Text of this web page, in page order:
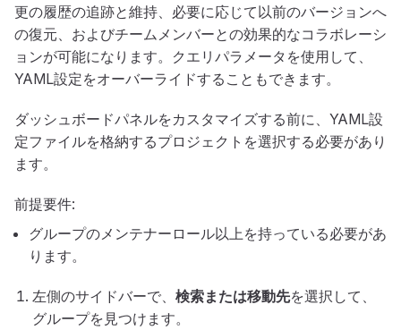
更の履歴の追跡と維持、必要に応じて以前のバージョンへ
の復元、およびチームメンバーとの効果的なコラボレーシ
ョンが可能になります。クエリパラメータを使用して、
YAML設定をオーバーライドすることもできます。
ダッシュボードパネルをカスタマイズする前に、YAML設
定ファイルを格納するプロジェクトを選択する必要があり
ます。
前提要件:
グループのメンテナーロール以上を持っている必要があ
ります。
左側のサイドバーで、 検索または移動先を選択して、
グループを見つけます。